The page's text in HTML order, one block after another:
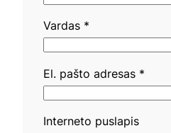
Vardas *
El. pašto adresas *
Interneto puslapis